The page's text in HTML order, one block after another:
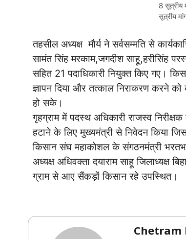
8 सूत्रीय
सूत्रीय
तहसील अध्यक्ष मौर्य ने सर्वसम्मति से
सामंत सिंह मरकाम,जगदीश साहू,हरीसिंह
सहित 21 पदाधिकारी नियुक्त किए गए।
ज्ञापन दिया और तत्काल निराकरण करने
हो सके।
गृहग्राम में पदस्थ अधिकारी राजस्व
हटाने के लिए मुख्यमंत्री से निवेदन किया
किसान संघ महाकोशल के संगठनमंत्री
अध्यक्ष अधिवक्ता दयाराम साहू जिलाध्यक्ष
ग्राम से आए सैंकड़ों किसान रहे उपस्थित।
Chetram